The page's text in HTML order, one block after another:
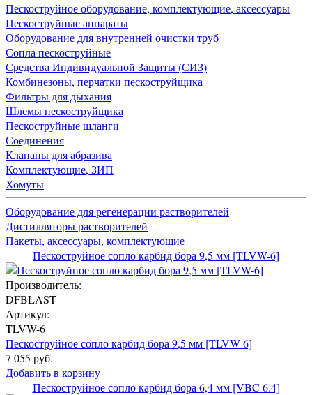
Пескоструйное оборудование, комплектующие, аксессуары
Пескоструйные аппараты
Оборудование для внутренней очистки труб
Сопла пескоструйные
Средства Индивидуальной Защиты (СИЗ)
Комбинезоны, перчатки пескоструйщика
Фильтры для дыхания
Шлемы пескоструйщика
Пескоструйные шланги
Соединения
Клапаны для абразива
Комплектующие, ЗИП
Хомуты
Оборудование для регенерации растворителей
Дистилляторы растворителей
Пакеты, аксессуары, комплектующие
Пескоструйное сопло карбид бора 9,5 мм [TLVW-6]
Производитель:
DFBLAST
Артикул:
TLVW-6
Пескоструйное сопло карбид бора 9,5 мм [TLVW-6]
7 055 руб.
Добавить в корзину
Пескоструйное сопло карбид бора 6,4 мм [VBC 6.4]